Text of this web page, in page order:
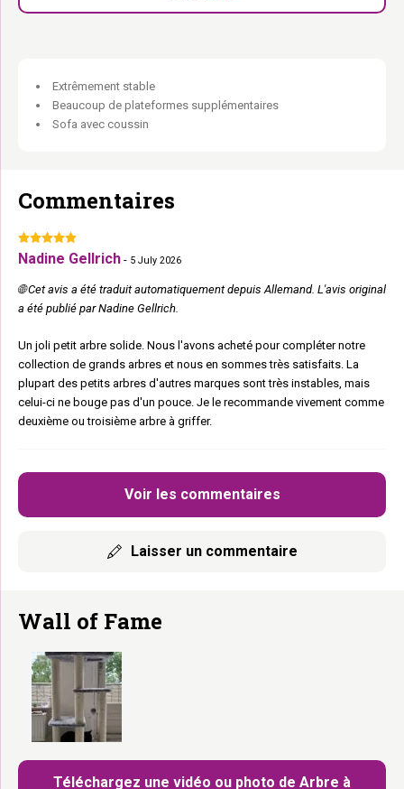
Extrêmement stable
Beaucoup de plateformes supplémentaires
Sofa avec coussin
Commentaires
Voir les commentaires
Laisser un commentaire
Nadine Gellrich - 5 July 2026
🌐 Cet avis a été traduit automatiquement depuis Allemand. L'avis original
a été publié par Nadine Gellrich.
Un joli petit arbre solide. Nous l'avons acheté pour compléter notre
collection de grands arbres et nous en sommes très satisfaits. La
plupart des petits arbres d'autres marques sont très instables, mais
celui-ci ne bouge pas d'un pouce. Je le recommande vivement comme
deuxième ou troisième arbre à griffer.
Wall of Fame
Téléchargez une vidéo ou photo de Arbre à